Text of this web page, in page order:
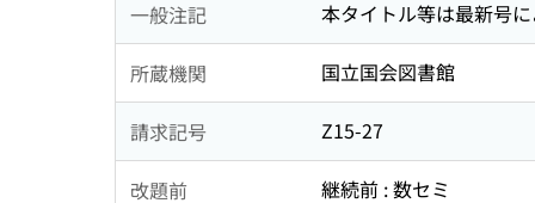
一般注記 本タイトル等は最新号
所蔵機関 国立国会図書館
請求記号 Z15-27
改題前 継続前 : 数セミ